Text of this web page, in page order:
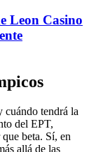
Leon Casino
cuándo tendrá la
del EPT,
beta. Sí, en
allá de las